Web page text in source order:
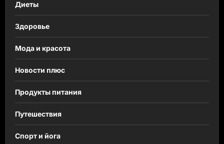
Диеты
Здоровье
Мода и красота
Новости плюс
Продукты питания
Путешествия
Спорт и йога